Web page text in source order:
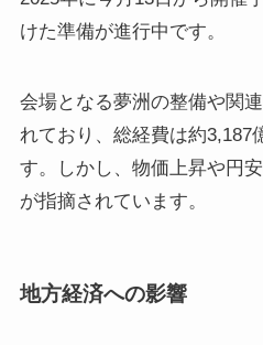
けた準備が進行中です。
会場となる夢洲の整備や関
れており、総経費は約3,187
す。​しかし、物価上昇や円
が指摘されています。
地方経済への影響